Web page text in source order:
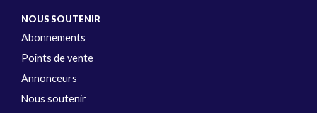
NOUS SOUTENIR
Abonnements
Points de vente
Annonceurs
Nous soutenir